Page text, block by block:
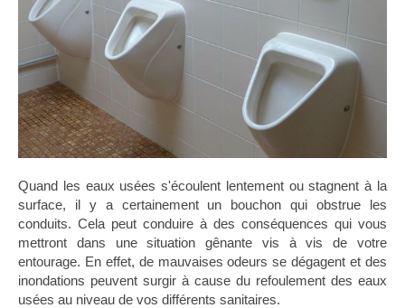
Quand les eaux usées s'écoulent lentement ou stagnent à la
surface, il y a certainement un bouchon qui obstrue les
conduits. Cela peut conduire à des conséquences qui vous
mettront dans une situation gênante vis à vis de votre
entourage. En effet, de mauvaises odeurs se dégagent et des
inondations peuvent surgir à cause du refoulement des eaux
usées au niveau de vos différents sanitaires.